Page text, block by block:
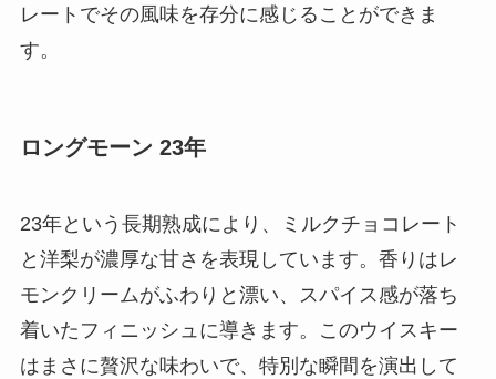
レートでその風味を存分に感じることができま
す。
ロングモーン 23年
23年という長期熟成により、ミルクチョコレート
と洋梨が濃厚な甘さを表現しています。香りはレ
モンクリームがふわりと漂い、スパイス感が落ち
着いたフィニッシュに導きます。このウイスキー
はまさに贅沢な味わいで、特別な瞬間を演出して